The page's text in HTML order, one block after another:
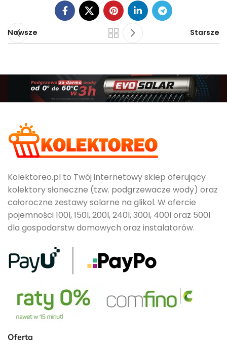
Nowsze Starsze
Kolektoreo.pl to Twój internetowy sklep oferujący
kolektory słoneczne (tzw. podgrzewacze wody) oraz
całoroczne zestawy solarne na glikol. W ofercie
pojemności 100l, 150l, 200l, 240l, 300l, 400l oraz 500l
dla gospodarstw domowych oraz instalatorów.
Oferta